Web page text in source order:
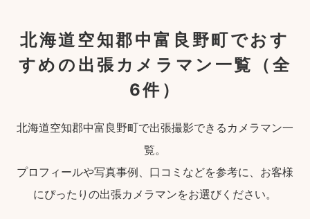
北海道空知郡中富良野町でおす
すめの出張カメラマン一覧
（全
6件）
北海道空知郡中富良野町で出張撮影できるカメラマン一
覧。
プロフィールや写真事例、口コミなどを参考に、お客様
にぴったりの出張カメラマンをお選びください。